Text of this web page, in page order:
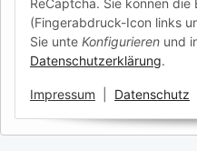
ReCaptcha. Sie können
(Fingerabdruck-Icon links
Sie unte Konfigurieren und
Datenschutzerklärung.
Impressum Datenschutz
Anhänger
Anfragen &
Sicher bezahlen mit PayPal,
Vorkasse. Versand & Abholung